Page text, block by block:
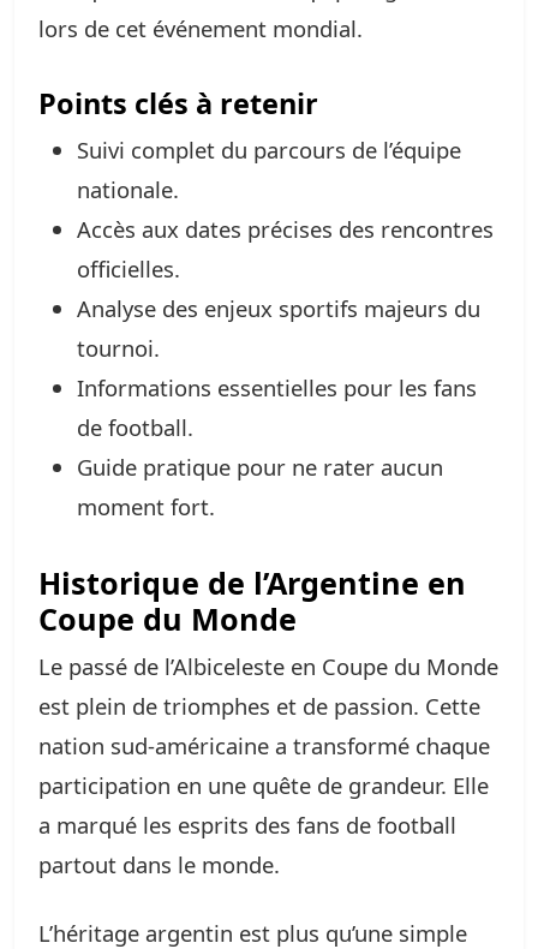
lors de cet événement mondial.
Points clés à retenir
Suivi complet du parcours de l’équipe
nationale.
Accès aux dates précises des rencontres
officielles.
Analyse des enjeux sportifs majeurs du
tournoi.
Informations essentielles pour les fans
de football.
Guide pratique pour ne rater aucun
moment fort.
Historique de l’Argentine en
Coupe du Monde
Le passé de l’Albiceleste en Coupe du Monde
est plein de triomphes et de passion. Cette
nation sud-américaine a transformé chaque
participation en une quête de grandeur. Elle
a marqué les esprits des fans de football
partout dans le monde.
L’héritage argentin est plus qu’une simple